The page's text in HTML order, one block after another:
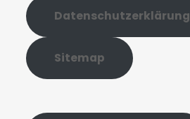
Datenschutzerklärung
Sitemap